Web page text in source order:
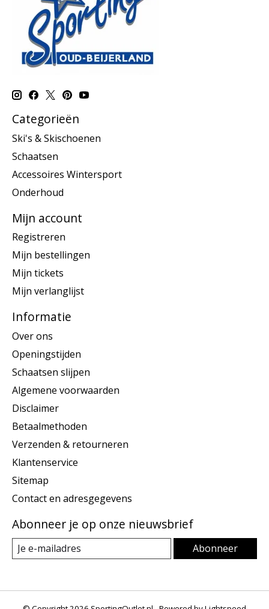
Categorieën
Ski's & Skischoenen
Schaatsen
Accessoires Wintersport
Onderhoud
Mijn account
Registreren
Mijn bestellingen
Mijn tickets
Mijn verlanglijst
Informatie
Over ons
Openingstijden
Schaatsen slijpen
Algemene voorwaarden
Disclaimer
Betaalmethoden
Verzenden & retourneren
Klantenservice
Sitemap
Contact en adresgegevens
Abonneer je op onze nieuwsbrief
Abonneer